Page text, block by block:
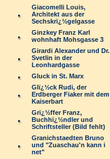
Giacomelli Louis,
Architekt aus der
Sechskrï¿½gelgasse
Ginzkey Franz Karl
wohnhaft Mohsgasse 3
Girardi Alexander und Dr.
Svetlin in der
Leonhardgasse
Gluck in St. Marx
Glï¿½ck Rudi, der
Erdberger Fiaker mit dem
Kaiserbart
Grï¿½ffer Franz,
Buchhï¿½ndler und
Schriftsteller (Bild fehlt)
Granichstaedten Bruno
und "Zuaschau'n kann i
net"